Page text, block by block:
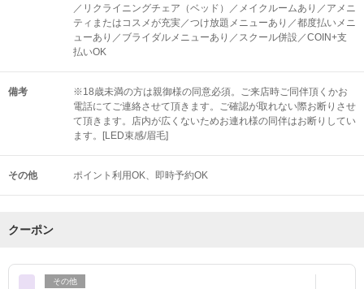
／リクライニングチェア（ベッド）／メイクルームあり／アメニ
ティまたはコスメが充実／つけ放題メニューあり／都度払いメニ
ューあり／ブライダルメニューあり／スクール併設／COIN+支
払いOK
備考
※18歳未満の方は親御様の同意必須。ご来店時ご同伴頂くかお
電話にてご連絡させて頂きます。ご確認が取れない際お断りさせ
て頂きます。店内が広くないためお連れ様の同伴はお断りしてい
ます。[LED束感/眉毛]
その他 ポイント利用OK 即時予約OK
クーポン
その他